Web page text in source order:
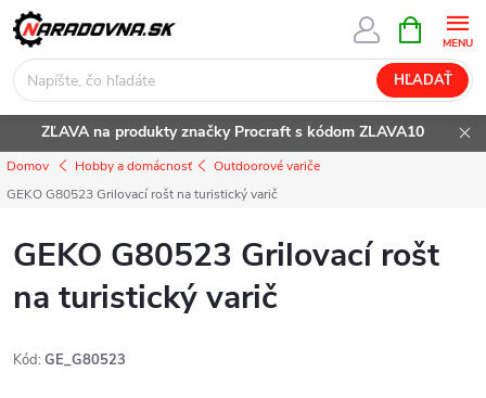
Prejsť
na
obsah
HĽADAŤ
KOŠÍK
ZĽAVA na produkty značky Procraft s kódom ZLAVA10
Domov Hobby a domácnosť
Outdoorové variče
GEKO G80523 Grilovací rošt na turistický varič
GEKO G80523 Grilovací rošt
na turistický varič
Kód: GE_G80523